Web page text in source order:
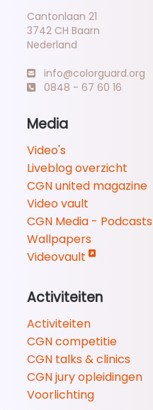
Cantonlaan 21
3742 CH Baarn
Nederland
info@colorguard.org
0848 - 67 60 16
Media
Video's
Liveblog overzicht
CGN united magazine
Video vault
CGN Media - Podcasts
Wallpapers
Videovault
Activiteiten
Activiteiten
CGN competitie
CGN talks & clinics
CGN jury opleidingen
Voorlichting